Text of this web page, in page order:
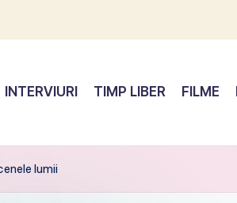
INTERVIURI TIMP LIBER FILME
lumii